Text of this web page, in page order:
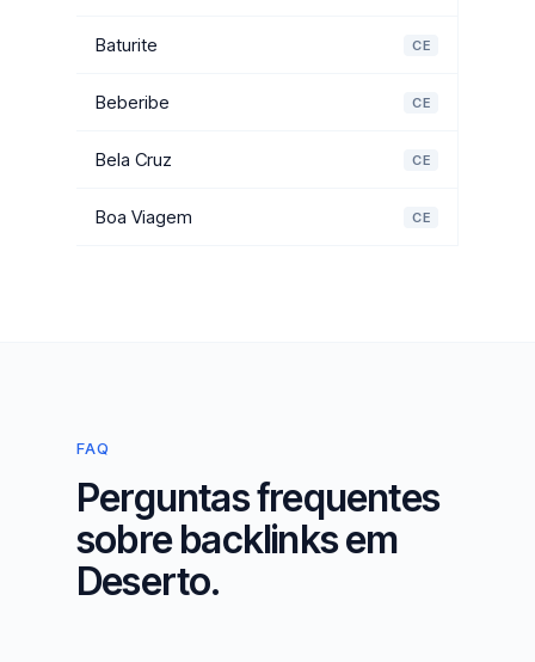
Baturite CE
Beberibe CE
Bela Cruz CE
Boa Viagem CE
FAQ
Perguntas frequentes
sobre backlinks em
Deserto.